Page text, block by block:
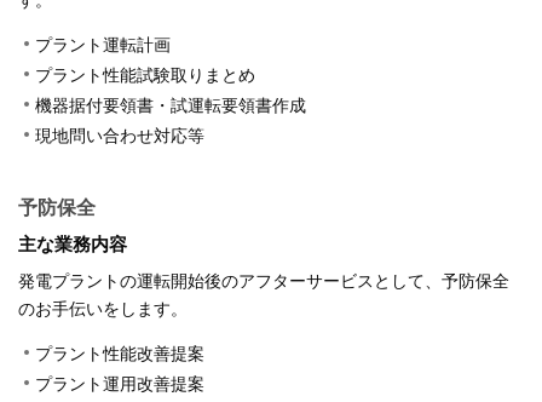
プラント運転計画
プラント性能試験取りまとめ
機器据付要領書・試運転要領書作成
現地問い合わせ対応等
予防保全
主な業務内容
発電プラントの運転開始後のアフターサービスとして、予防保全
のお手伝いをします。
プラント性能改善提案
プラント運用改善提案